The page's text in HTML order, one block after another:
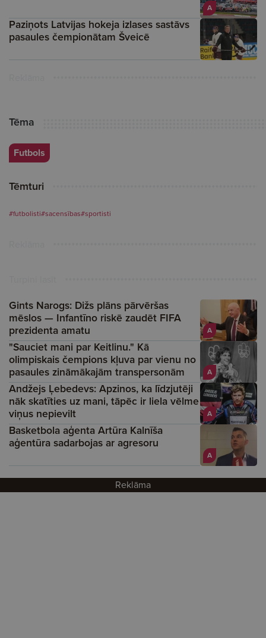
A
Paziņots Latvijas hokeja izlases sastāvs
pasaules čempionātam Šveicē
Tēma
Futbols
Tēmturi
#futbolisti#sacensības#sportisti
A
Gints Narogs: Dižs plāns pārvēršas
mēslos — Infantīno riskē zaudēt FIFA
prezidenta amatu
A
"Sauciet mani par Keitlinu." Kā
olimpiskais čempions kļuva par vienu no
pasaules zināmākajām transpersonām
A
Andžejs Ļebedevs: Apzinos, ka līdzjutēji
nāk skatīties uz mani, tāpēc ir liela vēlme
viņus nepievilt
A
Basketbola aģenta Artūra Kalnīša
aģentūra sadarbojas ar agresoru
Reklāma